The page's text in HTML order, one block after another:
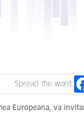
Spread the word:
Europeana, va